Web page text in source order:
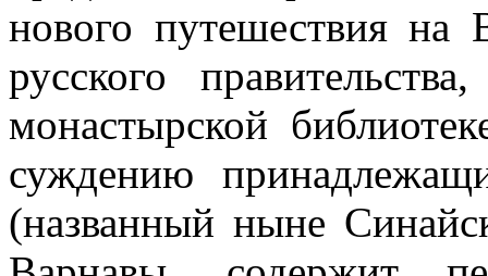
нового путешествия на
русского
монастырской
суждению
(названный ныне